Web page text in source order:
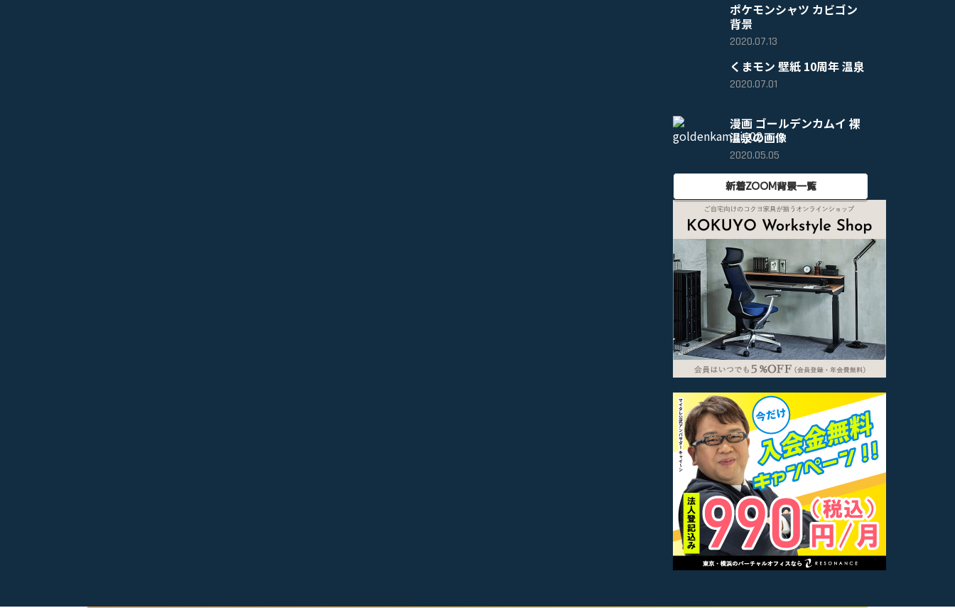
ポケモンシャツ カビゴン
背景
2020.07.13
くまモン 壁紙 10周年 温泉
2020.07.01
漫画 ゴールデンカムイ 裸
温泉の画像
2020.05.05
新着ZOOM背景一覧